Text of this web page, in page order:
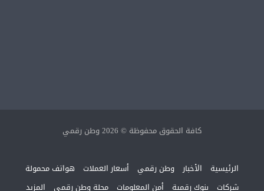
كافة الحقوق محفوظة © 2026 وطن رقمي
الرئيسية الأخبار وطن رقمي أسعار العملات هواتف محمولة
شركات بنوك رقمية أمن المعلومات مجلة وطن رقمي المزيد